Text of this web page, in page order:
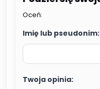
Oceń:
Imię lub pseudonim:
Twoja opinia: